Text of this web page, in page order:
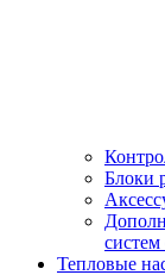
Блоки
Тепловые